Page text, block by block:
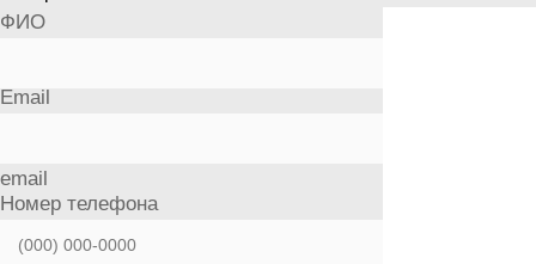
ФИО
Email
email
Номер телефона